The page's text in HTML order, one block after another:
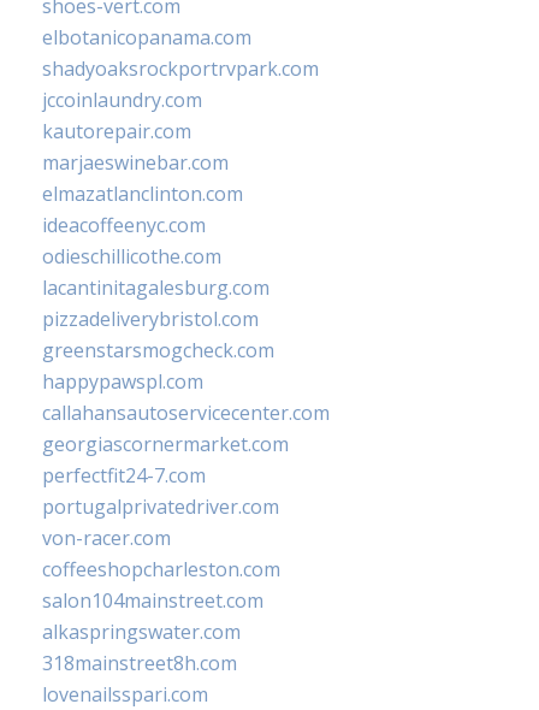
shoes-vert.com
elbotanicopanama.com
shadyoaksrockportrvpark.com
jccoinlaundry.com
kautorepair.com
marjaeswinebar.com
elmazatlanclinton.com
ideacoffeenyc.com
odieschillicothe.com
lacantinitagalesburg.com
pizzadeliverybristol.com
greenstarsmogcheck.com
happypawspl.com
callahansautoservicecenter.com
georgiascornermarket.com
perfectfit24-7.com
portugalprivatedriver.com
von-racer.com
coffeeshopcharleston.com
salon104mainstreet.com
alkaspringswater.com
318mainstreet8h.com
lovenailsspari.com